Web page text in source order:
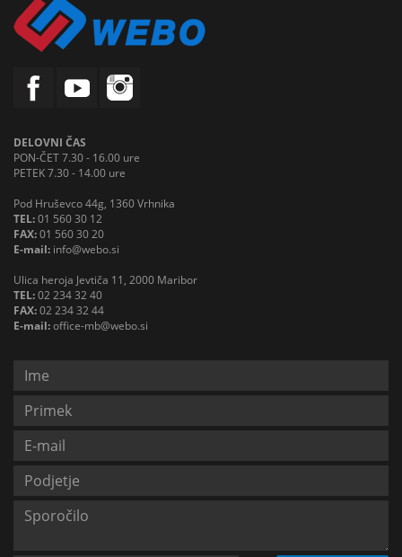
DELOVNI ČAS
PON-ČET 7.30 - 16.00 ure
PETEK 7.30 - 14.00 ure
Pod Hruševco 44g, 1360 Vrhnika
TEL:01 560 30 12
FAX:01 560 30 20
E-mail: info@webo.si
Ulica heroja Jevtiča 11, 2000 Maribor
TEL:02 234 32 40
FAX:02 234 32 44
E-mail:office-mb@webo.si